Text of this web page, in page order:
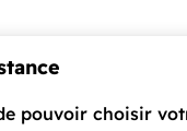
pouvoir choisir